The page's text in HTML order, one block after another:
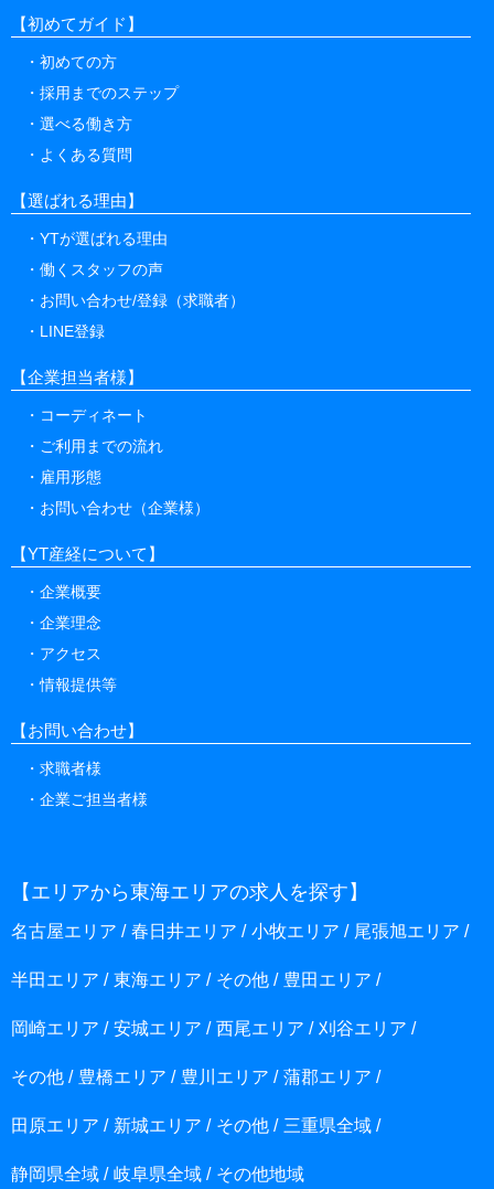
と提携先などとの間でなされたユーザーの個人情報
信先などを含みます。以下、｢提携先｣といいま
す。）などから収集することがあります。
当社は、ユーザーについて、利用したサービスやソ
フトウエア、購入した商品、閲覧したページや広告
方法、利用環境（携帯端末を通じてご利用の場合の
当該端末の通信状態、利用に際しての各種設定情報
なども含みます）、IPアドレス、クッキー情報、位
置情報、端末の個体識別情報などの履歴情報および
利用しまたはページを閲覧する際に収集します。
当社は、サイトの利用状況を把握するためにGoogle
Google Analyticsは、クッキーを利用して利用者の
情報を収集します。Google Analyticsの利用規約及
Google Analyticsのサイトをご覧ください。なお、G
oogle Analyticsのサービス利用による損害について
は、当社は責任を負わないものとします。
ピュータのハードウェアやソフトウェアについての
は、IPアドレス、ドメイン名、アクセス時間、ブラ
ウザの種類、そしてお客さまがどのWebサイトのリ
ンクから当サイトにアクセスしたか、などが含まれ
イトのご利用状況に関する統計分析を行うために使
用します。
当社が個人情報を収集・利用する目的は、以下のとおりで
す。
先などの登録情報、利用されたサービスや購入され
た商品、およびそれらの代金などに関する情報を表
ユーザーにお知らせや連絡をするためにメールアド
必要に応じて連絡したりするため、氏名や住所など
ユーザーの本人確認を行うために、氏名、生年月
などの情報を利用する目的
めに、当社に登録されている情報を入力画面に表示
【初めてガイド】
初めての方
採用までのステップ
選べる働き方
よくある質問
【選ばれる理由】
YTが選ばれる理由
働くスタッフの声
お問い合わせ/登録（求職者）
LINE登録
【企業担当者様】
コーディネート
ご利用までの流れ
雇用形態
お問い合わせ（企業様）
【YT産経について】
企業概要
企業理念
アクセス
情報提供等
【お問い合わせ】
求職者様
企業ご担当者様
【エリアから東海エリアの求人を探す】
名古屋エリア 春日井エリア 小牧エリア 尾張旭エリア
半田エリア 東海エリア その他 豊田エリア
岡崎エリア 安城エリア 西尾エリア 刈谷エリア
その他 豊橋エリア 豊川エリア 蒲郡エリア
田原エリア 新城エリア その他 三重県全域
静岡県全域 岐阜県全域 その他地域